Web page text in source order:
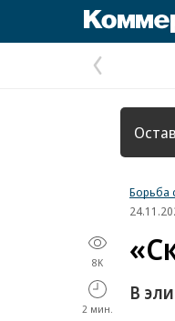
Борьба
8K
2 мин.
В